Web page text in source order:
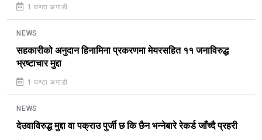
1 घण्टा अगाडी
NEWS
सहकारीको अनुदान हिनामिना प्रकरणमा मेयरसहित ११ जनाविरुद्ध
भ्रष्टाचार मुद्दा
1 घण्टा अगाडी
NEWS
देउवाविरुद्ध मुद्दा वा पक्राउ पुर्जी छ कि छैन भन्नेबारे रेकर्ड जाँच्दै प्रहरी